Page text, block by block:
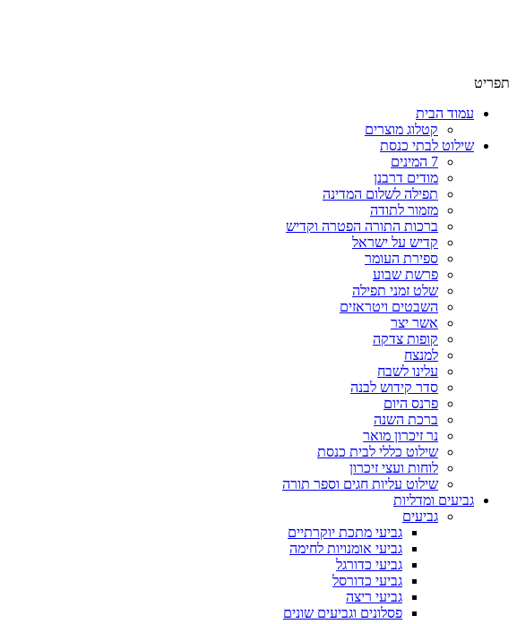
תפריט
עמוד הבית
קטלוג מוצרים
שילוט לבתי כנסת
7 המינים
מודים דרבנן
תפילה לשלום המדינה
מזמור לתודה
ברכות התורה הפטרה וקדיש
קדיש על ישראל
ספירת העומר
פרשת שבוע
שלט זמני תפילה
השבטים ויטראזים
אשר יצר
קופות צדקה
למנצח
עלינו לשבח
סדר קידוש לבנה
פרנס היום
ברכת השנה
נר זיכרון מואר
שילוט כללי לבית כנסת
לוחות ועצי זיכרון
שילוט עליות חגים וספר תורה
גביעים ומדליות
גביעים
גביעי מתכת יוקרתיים
גביעי אומנויות לחימה
גביעי כדורגל
גביעי כדורסל
גביעי ריצה
פסלונים וגביעים שונים